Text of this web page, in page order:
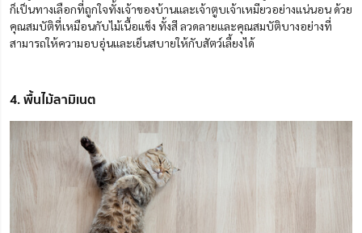
ก็เป็นทางเลือกที่ถูกใจทั้งเจ้าของบ้านและเจ้าตูบเจ้าเหมียวอย่างแน่นอน ด้วย
คุณสมบัติที่เหมือนกับไม้เนื้อแข็ง ทั้งสี ลวดลายและคุณสมบัติบางอย่างที่
สามารถให้ความอบอุ่นและเย็นสบายให้กับสัตว์เลี้ยงได้
4. พื้นไม้ลามิเนต